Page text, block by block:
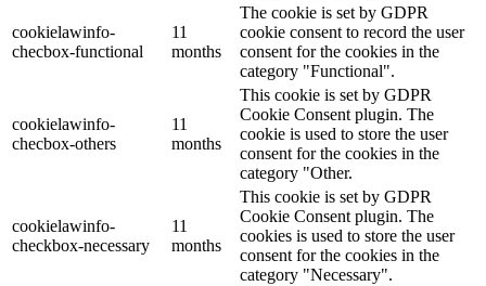
cookielawinfo-
checbox-functional
11
months
The cookie is set by GDPR
cookie consent to record the user
consent for the cookies in the
category "Functional".
cookielawinfo-
checbox-others
11
months
This cookie is set by GDPR
Cookie Consent plugin. The
cookie is used to store the user
consent for the cookies in the
category "Other.
cookielawinfo-
checkbox-necessary
11
months
This cookie is set by GDPR
Cookie Consent plugin. The
cookies is used to store the user
consent for the cookies in the
category "Necessary".